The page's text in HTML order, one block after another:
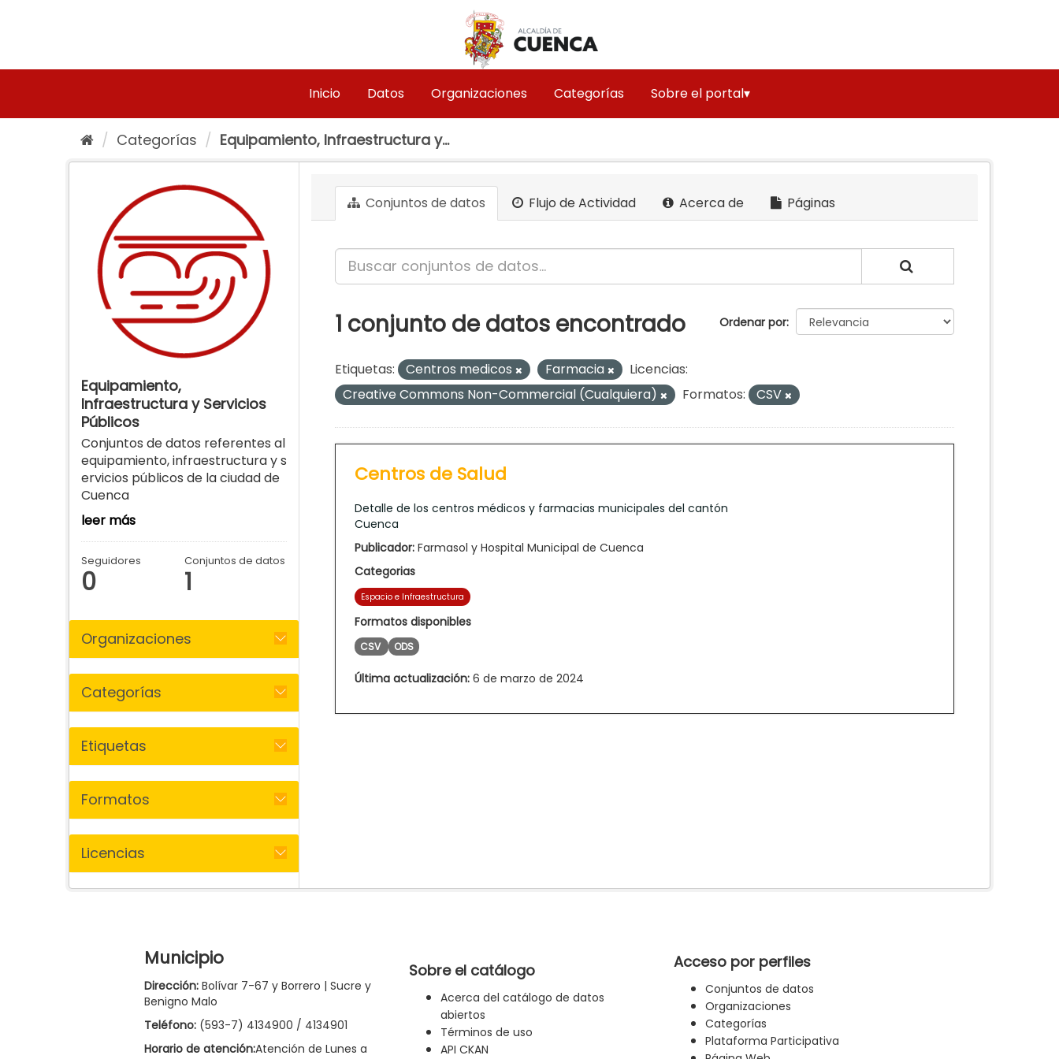
Inicio Datos Organizaciones Categorías Sobre el portal▾
Categorías Equipamiento, Infraestructura y...
Equipamiento,
Infraestructura y Servicios
Públicos
Conjuntos de datos referentes al
equipamiento, infraestructura y s
ervicios públicos de la ciudad de
Cuenca
leer más
Seguidores
0
Conjuntos de datos
1
Organizaciones
Categorías
Etiquetas
Formatos
Licencias
Conjuntos de datos Flujo de Actividad Acerca de Páginas
Ordenar por
1 conjunto de datos encontrado
Etiquetas: Centros medicos Farmacia
Licencias:
Creative Commons Non-Commercial (Cualquiera)
Formatos: CSV
Centros de Salud
Detalle de los centros médicos y farmacias municipales del cantón
Cuenca
Publicador: Farmasol y Hospital Municipal de Cuenca
Categorias
Espacio e Infraestructura
Formatos disponibles
CSV ODS
Última actualización: 6 de marzo de 2024
Municipio
Dirección: Bolívar 7-67 y Borrero | Sucre y
Benigno Malo
Teléfono: (593-7) 4134900 / 4134901
Horario de atención:Atención de Lunes a
Sobre el catálogo
Acerca del catálogo de datos
abiertos
Términos de uso
API CKAN
Acceso por perfiles
Conjuntos de datos
Organizaciones
Categorías
Plataforma Participativa